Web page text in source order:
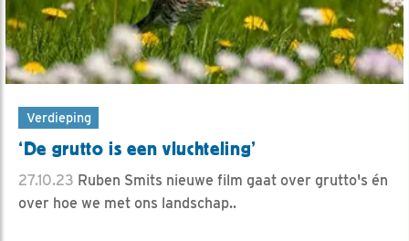
Verdieping
‘De grutto is een vluchteling’
27.10.23 Ruben Smits nieuwe film gaat over grutto's én
over hoe we met ons landschap..